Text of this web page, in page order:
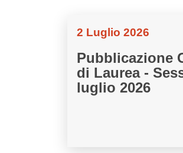
2 Luglio 2026
Pubblicazione
di Laurea -
luglio 2026